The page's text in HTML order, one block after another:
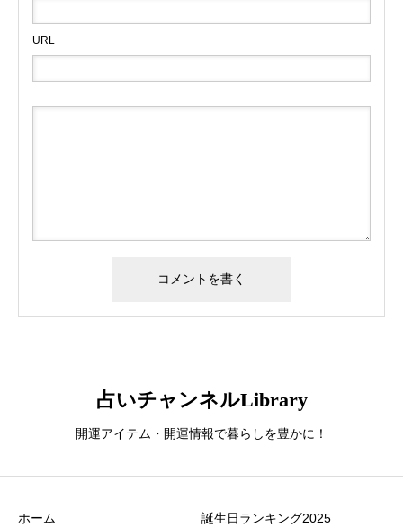
URL
占いチャンネルLibrary
開運アイテム・開運情報で暮らしを豊かに！
ホーム 誕生日ランキング2025